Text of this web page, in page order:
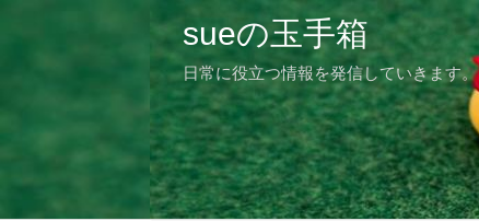
sueの玉手箱
日常に役立つ情報を発信していきます。